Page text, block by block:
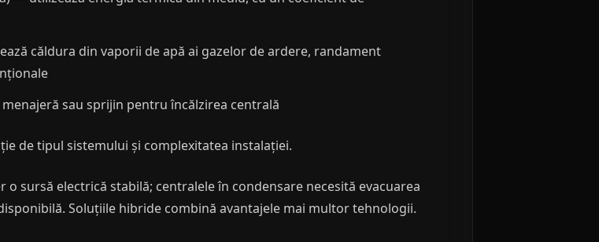
căldura din vaporii de apă ai gazelor de ardere, randament
sau sprijin pentru încălzirea centrală
de tipul sistemului și complexitatea instalației.
sursă electrică stabilă; centralele în condensare necesită evacuarea
Soluțiile hibride combină avantajele mai multor tehnologii.